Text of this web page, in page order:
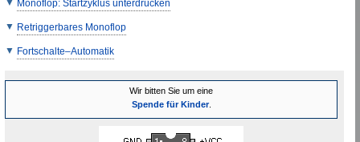
Monoflop: Startzyklus unterdrücken
Retriggerbares Monoflop
Fortschalte–Automatik
Wir bitten Sie um eine
Spende für Kinder.